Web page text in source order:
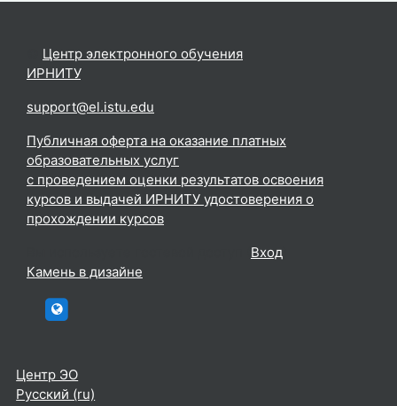
Центр электронного обучения
ИРНИТУ.
support@el.istu.edu
Публичная оферта на оказание платных
образовательных услуг
с проведением оценки результатов освоения
курсов и выдачей ИРНИТУ удостоверения о
прохождении курсов
Вход
Камень в дизайне
Центр ЭО
Русский ‎(ru)‎